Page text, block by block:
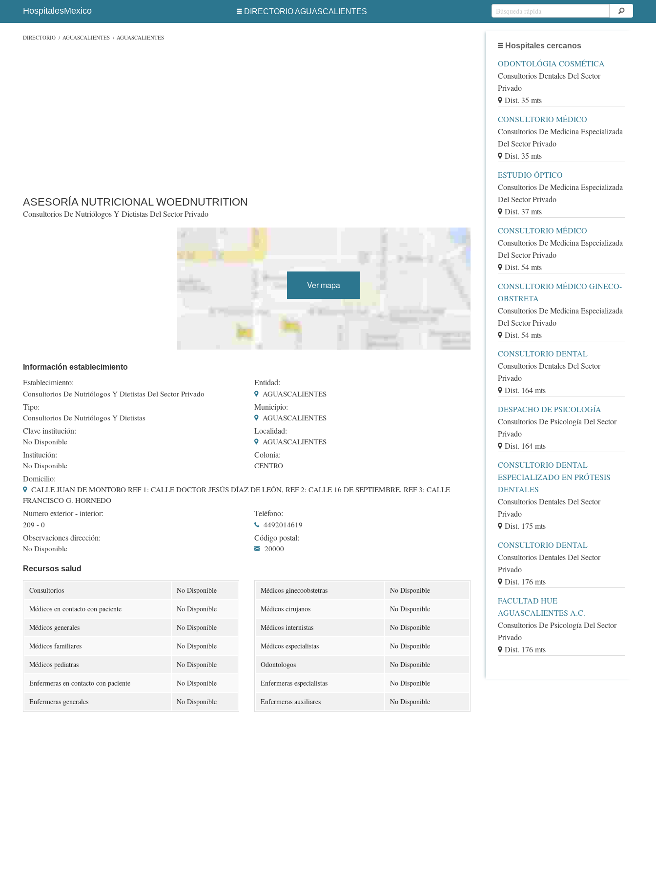
HospitalesMexico DIRECTORIO AGUASCALIENTES
DIRECTORIO AGUASCALIENTES AGUASCALIENTES
ASESORÍA NUTRICIONAL WOEDNUTRITION
Consultorios De Nutriólogos Y Dietistas Del Sector Privado
Ver mapa
Información establecimiento
Establecimiento:
Consultorios De Nutriólogos Y Dietistas Del Sector Privado
Tipo:
Consultorios De Nutriólogos Y Dietistas
Clave institución:
No Disponible
Institución:
No Disponible
Entidad:
AGUASCALIENTES
Municipio:
AGUASCALIENTES
Localidad:
AGUASCALIENTES
Colonia:
CENTRO
Domicilio:
CALLE JUAN DE MONTORO REF 1: CALLE DOCTOR JESÚS DÍAZ DE LEÓN, REF 2: CALLE 16 DE SEPTIEMBRE, REF 3: CALLE
FRANCISCO G. HORNEDO
Numero exterior - interior:
209 - 0
Observaciones dirección:
No Disponible
Teléfono:
4492014619
Código postal:
20000
Recursos salud
Consultorios
No Disponible
Médicos en contacto con paciente
No Disponible
Médicos generales
No Disponible
Médicos familiares
No Disponible
Médicos pediatras
No Disponible
Enfermeras en contacto con paciente
No Disponible
Enfermeras generales
No Disponible
Médicos ginecoobstetras
No Disponible
Médicos cirujanos
No Disponible
Médicos internistas
No Disponible
Médicos especialistas
No Disponible
Odontologos
No Disponible
Enfermeras especialistas
No Disponible
Enfermeras auxiliares
No Disponible
Hospitales cercanos
ODONTOLÓGIA COSMÉTICA
Consultorios Dentales Del Sector
Privado
Dist. 35 mts
CONSULTORIO MÉDICO
Consultorios De Medicina Especializada
Del Sector Privado
Dist. 35 mts
ESTUDIO ÓPTICO
Consultorios De Medicina Especializada
Del Sector Privado
Dist. 37 mts
CONSULTORIO MÉDICO
Consultorios De Medicina Especializada
Del Sector Privado
Dist. 54 mts
CONSULTORIO MÉDICO GINECO-
OBSTRETA
Consultorios De Medicina Especializada
Del Sector Privado
Dist. 54 mts
CONSULTORIO DENTAL
Consultorios Dentales Del Sector
Privado
Dist. 164 mts
DESPACHO DE PSICOLOGÍA
Consultorios De Psicología Del Sector
Privado
Dist. 164 mts
CONSULTORIO DENTAL
ESPECIALIZADO EN PRÓTESIS
DENTALES
Consultorios Dentales Del Sector
Privado
Dist. 175 mts
CONSULTORIO DENTAL
Consultorios Dentales Del Sector
Privado
Dist. 176 mts
FACULTAD HUE
AGUASCALIENTES A.C.
Consultorios De Psicología Del Sector
Privado
Dist. 176 mts